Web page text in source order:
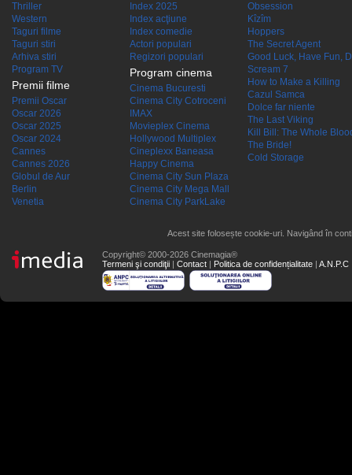
Thriller
Western
Taguri filme
Taguri stiri
Arhiva stiri
Program TV
Premii filme
Premii Oscar
Oscar 2026
Oscar 2025
Oscar 2024
Cannes
Cannes 2026
Globul de Aur
Berlin
Venetia
Index 2025
Index acţiune
Index comedie
Actori populari
Regizori populari
Program cinema
Cinema Bucuresti
Cinema City Cotroceni
IMAX
Movieplex Cinema
Hollywood Multiplex
Cineplexx Baneasa
Happy Cinema
Cinema City Sun Plaza
Cinema City Mega Mall
Cinema City ParkLake
Obsession
Kîzîm
Hoppers
The Secret Agent
Good Luck, Have Fun,
Scream 7
How to Make a Killing
Cazul Samca
Dolce far niente
The Last Viking
Kill Bill: The Whole
The Bride!
Cold Storage
Acest site folosește cookie-uri. Navigând în
Copyright© 2000-2026 Cinemagia®
Termeni şi condiţii | Contact | Politica de confidențialitate | A.N.P.C